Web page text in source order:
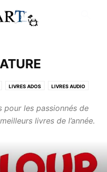
LIVRES ADOS LIVRES AUDIO
pour les passionnés de
livres de l’année.